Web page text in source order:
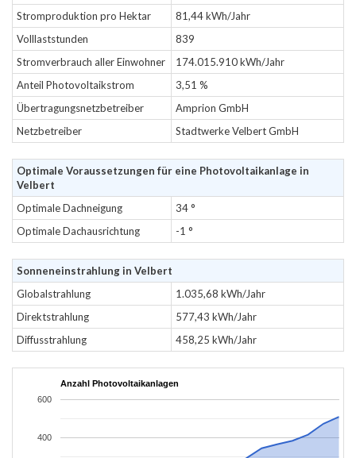
Stromproduktion pro Hektar
81,44 kWh/Jahr
Volllaststunden
839
Stromverbrauch aller Einwohner
174.015.910 kWh/Jahr
Anteil Photovoltaikstrom
3,51 %
Übertragungsnetzbetreiber
Amprion GmbH
Netzbetreiber
Stadtwerke Velbert GmbH
Optimale Voraussetzungen für eine Photovoltaikanlage in
Velbert
Optimale Dachneigung
34 °
Optimale Dachausrichtung
-1 °
Sonneneinstrahlung in Velbert
Globalstrahlung
1.035,68 kWh/Jahr
Direktstrahlung
577,43 kWh/Jahr
Diffusstrahlung
458,25 kWh/Jahr
Anzahl Photovoltaikanlagen
400
600